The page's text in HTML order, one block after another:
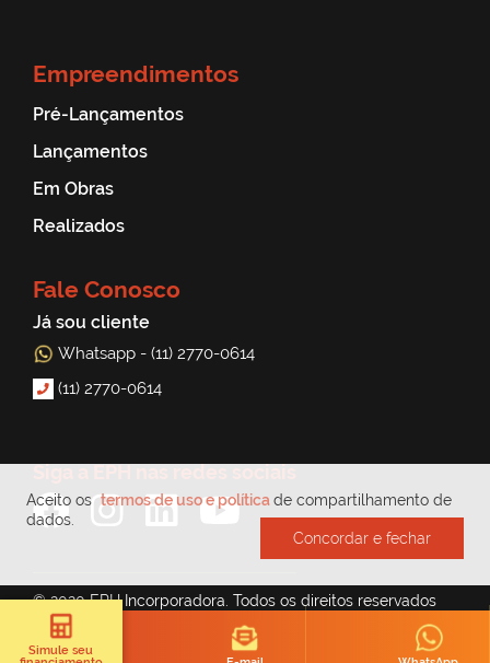
Simule seu
Empreendimentos
Pré-Lançamentos
Lançamentos
Em Obras
Realizados
Fale Conosco
Já sou cliente
Whatsapp - (11) 2770-0614
(11) 2770-0614
© 2020 EPH Incorporadora. Todos os direitos reservados
Siga a EPH nas redes sociais
Aceito os termos de uso e políticade compartilhamento de
dados.
Concordar e fechar